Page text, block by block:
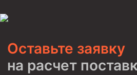
Оставьте заявку
на расчет